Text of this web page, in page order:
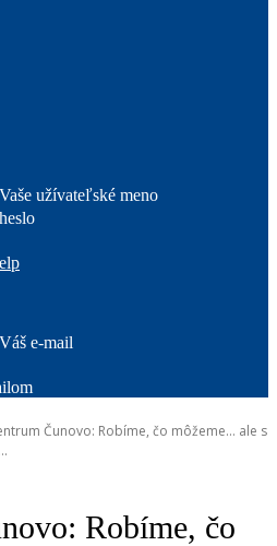
Vaše užívateľské meno
heslo
Váš e-mail
Čunovo: Robíme, čo môžeme… ale s
Robíme, čo